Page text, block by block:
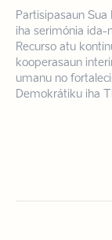
Partisipasaun Sua
iha serimónia ida-
Recurso atu
kooperasaun
umanu no
Demokrátiku iha